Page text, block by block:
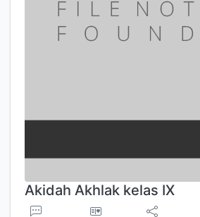
Akidah Akhlak kelas IX